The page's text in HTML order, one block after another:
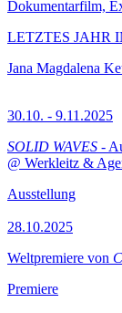
Dokumentarfilm,
LETZTES JAHR
Jana Magdalena
30.10. - 9.11.2025
SOLID WAVES -
@ Werkleitz &
Ausstellung
28.10.2025
Weltpremiere von
Premiere